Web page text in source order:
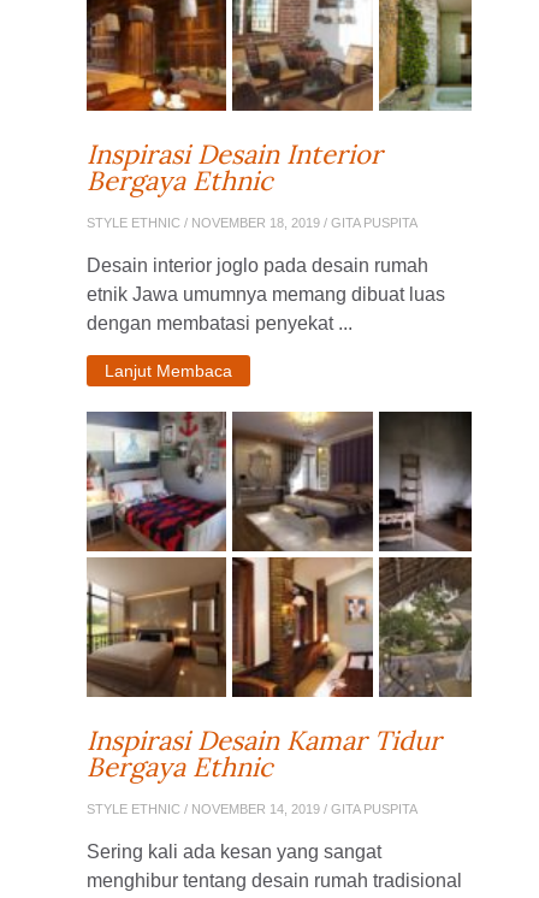
Inspirasi Desain Interior
Bergaya Ethnic
STYLE ETHNIC / NOVEMBER 18, 2019 / GITA PUSPITA
Desain interior joglo pada desain rumah
etnik Jawa umumnya memang dibuat luas
dengan membatasi penyekat ...
Lanjut Membaca
Inspirasi Desain Kamar Tidur
Bergaya Ethnic
STYLE ETHNIC / NOVEMBER 14, 2019 / GITA PUSPITA
Sering kali ada kesan yang sangat
menghibur tentang desain rumah tradisional